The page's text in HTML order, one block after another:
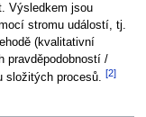
Výsledkem jsou
stromu událostí, tj.
(kvalitativní
pravděpodobností /
složitých procesů.[2]